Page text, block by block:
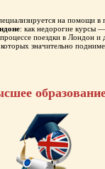
на помощи в
: как недорогие курсы
поездки в Лондон и
значительно